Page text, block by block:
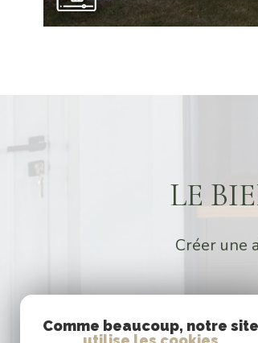
LE
Créer une
Comme beaucoup, notre site